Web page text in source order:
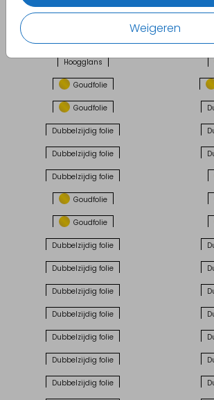
Weigeren
Goudfolie
Hoogglans
Goudfolie
Goudfolie
Dubbelzijdig folie
Dubbelzijdig folie
Dubbelzijdig folie
Goudfolie
Goudfolie
Dubbelzijdig folie
Dubbelzijdig folie
Dubbelzijdig folie
Dubbelzijdig folie
Dubbelzijdig folie
Dubbelzijdig folie
Dubbelzijdig folie